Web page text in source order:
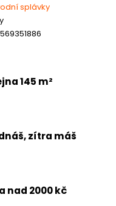
splávky
145 m²
zítra máš
nad 2000 kč